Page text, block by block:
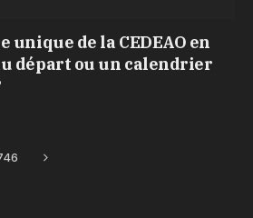
unique de la CEDEAO en
départ ou un calendrier
Next